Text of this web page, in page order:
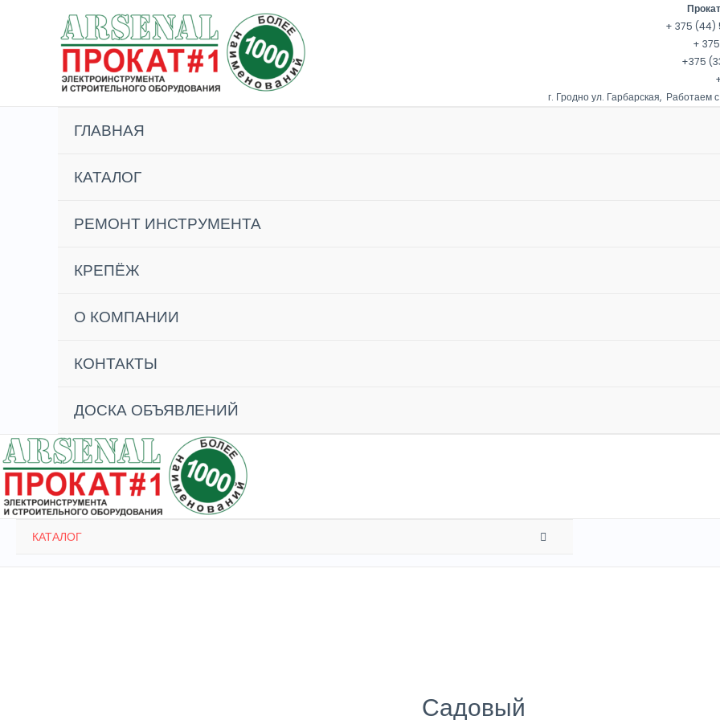
содержимому
+ 375 (44)
+
+375
г. Гродно ул. Гарбарская,
ГЛАВНАЯ
КАТАЛОГ
РЕМОНТ ИНСТРУМЕНТА
КРЕПЁЖ
О КОМПАНИИ
КОНТАКТЫ
ДОСКА ОБЪЯВЛЕНИЙ
КАТАЛОГ
Садовый